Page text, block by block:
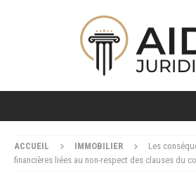
ACCUEIL IMMOBILIER
Les
financières liées au non-respect des clauses du